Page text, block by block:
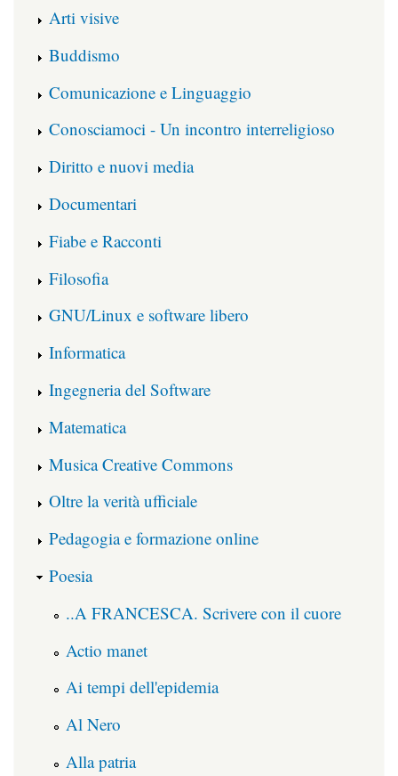
Arti visive
Buddismo
Comunicazione e Linguaggio
Conosciamoci - Un incontro interreligioso
Diritto e nuovi media
Documentari
Fiabe e Racconti
Filosofia
GNU/Linux e software libero
Informatica
Ingegneria del Software
Matematica
Musica Creative Commons
Oltre la verità ufficiale
Pedagogia e formazione online
Poesia
..A FRANCESCA. Scrivere con il cuore
Actio manet
Ai tempi dell'epidemia
Al Nero
Alla patria